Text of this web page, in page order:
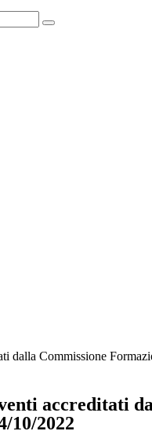
dalla Commissione
accreditati
10/2022